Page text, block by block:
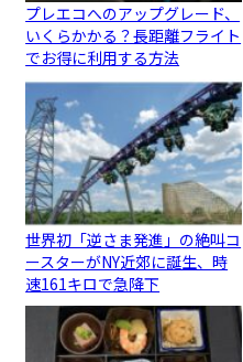
プレエコへのアップグレード、
いくらかかる？長距離フライト
でお得に利用する方法
世界初「逆さま発進」の絶叫コ
ースターがNY近郊に誕生、時
速161キロで急降下